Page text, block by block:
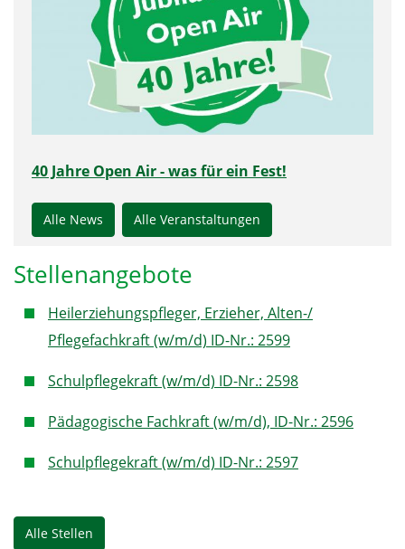
40 Jahre Open Air - was für ein Fest!
Alle News Alle Veranstaltungen
Stellenangebote
Heilerziehungspfleger, Erzieher, Alten-/
Pflegefachkraft (w/m/d) ID-Nr.: 2599
Schulpflegekraft (w/m/d) ID-Nr.: 2598
Pädagogische Fachkraft (w/m/d), ID-Nr.: 2596
Schulpflegekraft (w/m/d) ID-Nr.: 2597
Alle Stellen